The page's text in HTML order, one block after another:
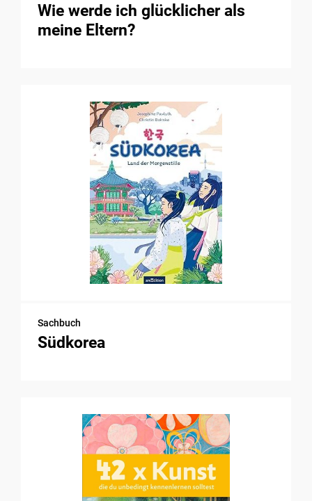
Wie werde ich glücklicher als
meine Eltern?
Sachbuch
Südkorea